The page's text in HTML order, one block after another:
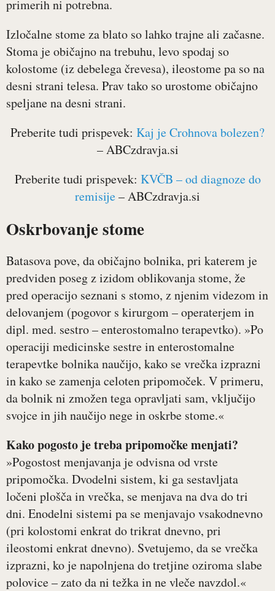
primerih ni potrebna.
Izločalne stome za blato so lahko trajne ali začasne.
Stoma je običajno na trebuhu, levo spodaj so
kolostome (iz debelega črevesa), ileostome pa so na
desni strani telesa. Prav tako so urostome običajno
speljane na desni strani.
Preberite tudi prispevek: Kaj je Crohnova bolezen?
– ABCzdravja.si
Preberite tudi prispevek: KVČB – od diagnoze do
remisije– ABCzdravja.si
Oskrbovanje stome
Batasova pove, da običajno bolnika, pri katerem je
predviden poseg z izidom oblikovanja stome, že
pred operacijo seznani s stomo, z njenim videzom in
delovanjem (pogovor s kirurgom – operaterjem in
dipl. med. sestro – enterostomalno terapevtko). »Po
operaciji medicinske sestre in enterostomalne
terapevtke bolnika naučijo, kako se vrečka izprazni
in kako se zamenja celoten pripomoček. V primeru,
da bolnik ni zmožen tega opravljati sam, vključijo
svojce in jih naučijo nege in oskrbe stome.«
Kako pogosto je treba pripomočke menjati?
»Pogostost menjavanja je odvisna od vrste
pripomočka. Dvodelni sistem, ki ga sestavljata
ločeni plošča in vrečka, se menjava na dva do tri
dni. Enodelni sistemi pa se menjavajo vsakodnevno
(pri kolostomi enkrat do trikrat dnevno, pri
ileostomi enkrat dnevno). Svetujemo, da se vrečka
izprazni, ko je napolnjena do tretjine oziroma slabe
polovice – zato da ni težka in ne vleče navzdol.«